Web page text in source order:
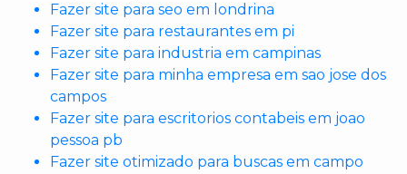
Fazer site para seo em londrina
Fazer site para restaurantes em pi
Fazer site para industria em campinas
Fazer site para minha empresa em sao jose dos
campos
Fazer site para escritorios contabeis em joao
pessoa pb
Fazer site otimizado para buscas em campo